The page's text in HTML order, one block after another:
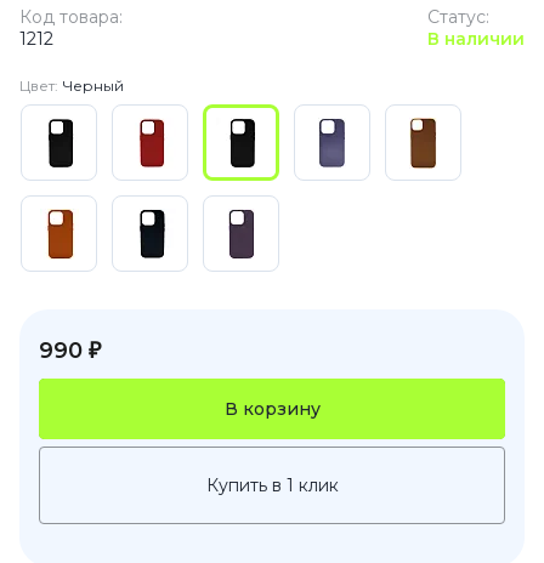
Статус:
В наличии
Код товара:
1212
Цвет: Черный
990 ₽
В корзину
Купить в 1 клик